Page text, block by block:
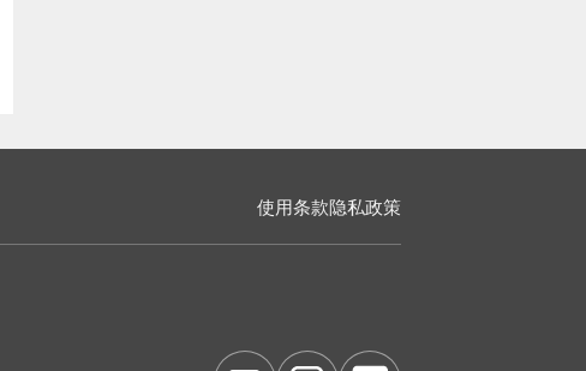
使用条款隐私政策